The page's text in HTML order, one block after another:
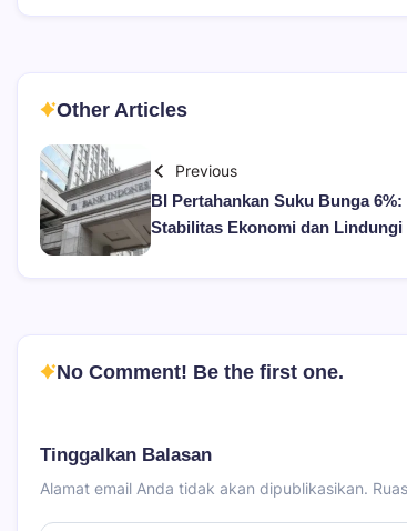
Other Articles
Previous
BI Pertahankan Suku Bunga
Stabilitas Ekonomi dan Lindungi
No Comment! Be the first one.
Tinggalkan Balasan
Alamat email Anda tidak akan dipublikasikan.